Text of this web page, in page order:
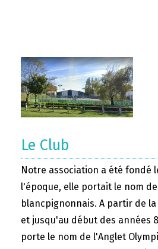
Le Club
Notre association a été fondé
l'époque, elle portait le nom
blancpignonnais. A partir de
et jusqu'au début des années
porte le nom de l'Anglet